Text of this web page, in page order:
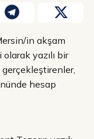
in akşam
yazılı bir
gerçekleştirenler,
hesap